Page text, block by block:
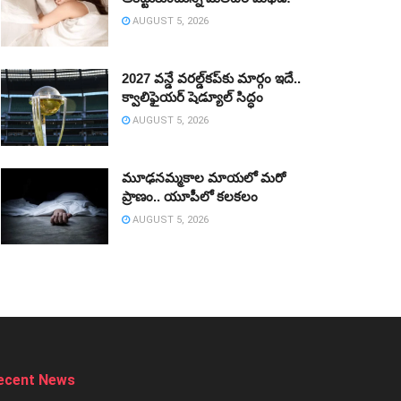
AUGUST 5, 2026
2027 వన్డే వరల్డ్‌కప్‌కు మార్గం ఇదే..
క్వాలిఫైయర్ షెడ్యూల్ సిద్ధం
AUGUST 5, 2026
మూఢనమ్మకాల మాయలో మరో
ప్రాణం.. యూపీలో కలకలం
AUGUST 5, 2026
News